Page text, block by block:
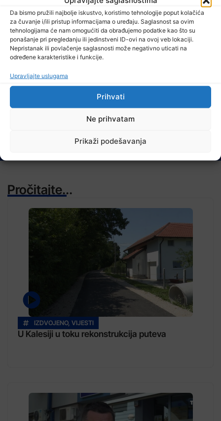
Da bismo pružili najbolje iskustvo, koristimo tehnologije poput kolačića
za čuvanje i/ili pristup informacijama o uređaju. Saglasnost sa ovim
tehnologijama će nam omogućiti da obrađujemo podatke kao što su
ponašanje pri pregledanju ili jedinstveni ID-ovi na ovoj veb lokaciji.
Nepristanak ili povlačenje saglasnosti može negativno uticati na
određene karakteristike i funkcije.
Upravljajte uslugama
Prihvati
Ne prihvatam
Prikaži podešavanja
7 Augusta, 2026
Danas nova saslušanja saradnika Memorijalnog centra Srebrenica
TV RASPORED
Pročitajte...
IZDVOJENO, VIJESTI
U Kalesiji u toku rekonstrukcija puteva